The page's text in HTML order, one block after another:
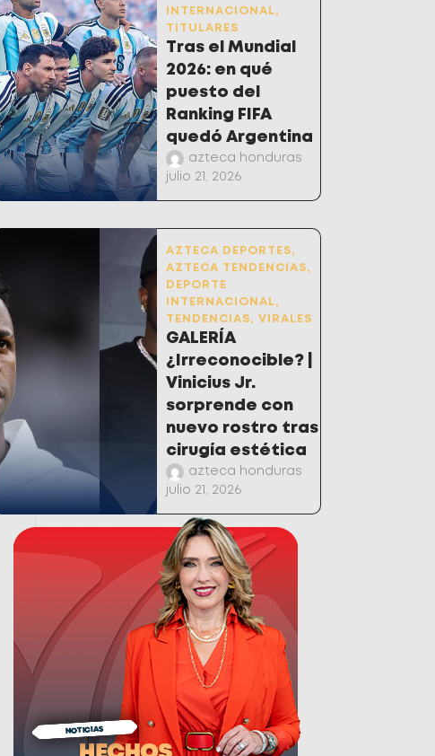
INTERNACIONAL,
TITULARES
Tras el Mundial
2026: en qué
puesto del
Ranking FIFA
quedó Argentina
azteca honduras
julio 21, 2026
AZTECA DEPORTES,
AZTECA TENDENCIAS,
DEPORTE
INTERNACIONAL,
TENDENCIAS, VIRALES
GALERÍA
¿Irreconocible? |
Vinicius Jr.
sorprende con
nuevo rostro tras
cirugía estética
azteca honduras
julio 21, 2026